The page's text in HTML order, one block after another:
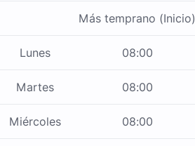
Más temprano (Inicio)
Lunes 08:00
Martes 08:00
Miércoles 08:00